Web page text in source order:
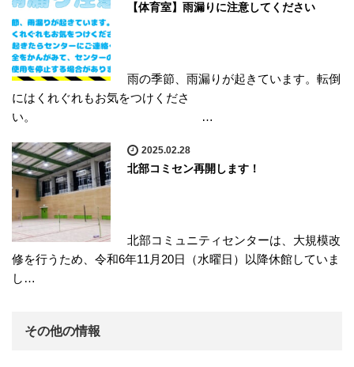
【体育室】雨漏りに注意してください
雨の季節、雨漏りが起きています。転倒
にはくれぐれもお気をつけくださ
い。 …
2025.02.28
北部コミセン再開します！
北部コミュニティセンターは、大規模改
修を行うため、令和6年11月20日（水曜日）以降休館していま
し…
その他の情報